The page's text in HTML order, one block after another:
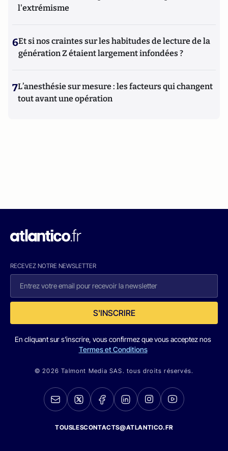
l'extrémisme
6Et si nos craintes sur les habitudes de lecture de la
génération Z étaient largement infondées ?
7L’anesthésie sur mesure : les facteurs qui changent
tout avant une opération
RECEVEZ NOTRE NEWSLETTER
S'INSCRIRE
En cliquant sur s'inscrire, vous confirmez que vous acceptez nos
Termes et Conditions
© 2026 Talmont Media SAS. tous droits réservés.
TOUSLESCONTACTS@ATLANTICO.FR